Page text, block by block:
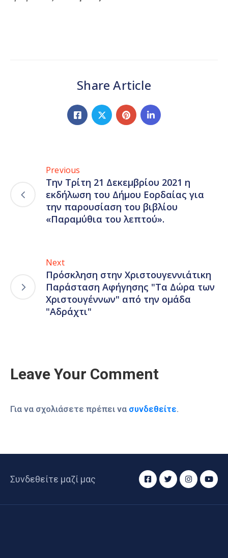
Share Article
Previous
Την Τρίτη 21 Δεκεμβρίου 2021 η
εκδήλωση του Δήμου Εορδαίας για
την παρουσίαση του βιβλίου
«Παραμύθια του λεπτού».
Next
Πρόσκληση στην Χριστουγεννιάτικη
Παράσταση Αφήγησης "Τα Δώρα των
Χριστουγέννων" από την ομάδα
"Αδράχτι"
Leave Your Comment
Για να σχολιάσετε πρέπει να συνδεθείτε.
Συνδεθείτε μαζί μας